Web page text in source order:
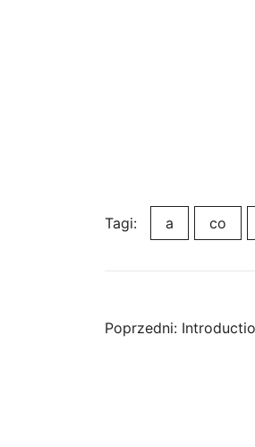
Tagi: a co
Poprzedni: